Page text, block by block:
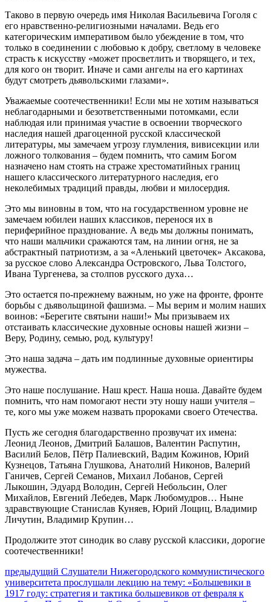
Таково в первую очередь имя Николая Васильевича Гоголя с
его нравственно-религиозными началами. Ведь его
категорическим императивом было убеждение в том, что
только в соединении с любовью к добру, светлому в человеке
страсть к искусству «может просветлить и творящего, и тех,
для кого он творит. Иначе и сами ангелы на его картинах
будут смотреть дьявольскими глазами».
Уважаемые соотечественники! Если мы не хотим называться
неблагодарными и безответственными потомками, если
наблюдая или принимая участие в освоении творческого
наследия нашей драгоценной русской классической
литературы, мы замечаем угрозу глумления, вивисекции или
ложного толкования – будем помнить, что самим Богом
назначено нам стоять на страже хрестоматийных границ
нашего классического литературного наследия, его
неколебимых традиций правды, любви и милосердия.
Это мы виновны в том, что на государственном уровне не
замечаем юбилеи наших классиков, перенося их в
периферийное празднование. А ведь мы должны понимать,
что наши мальчики сражаются там, на линии огня, не за
абстрактный патриотизм, а за «Аленький цветочек» Аксакова,
за русское слово Александра Островского, Льва Толстого,
Ивана Тургенева, за столпов русского духа…
Это остается по-прежнему важным, но уже на фронте, фронте
борьбы с дьявольщиной фашизма. – Мы верим и молим наших
воинов: «Берегите святыни наши!» Мы призываем их
отстаивать классические духовные основы нашей жизни –
Веру, Родину, семью, род, культуру!
Это наша задача – дать им подлинные духовные ориентиры
мужества.
Это наше послушание. Наш крест. Наша ноша. Давайте будем
помнить, что нам помогают нести эту ношу наши учителя –
те, кого мы уже можем назвать пророками своего Отечества.
Пусть же сегодня благодарственно прозвучат их имена:
Леонид Леонов, Дмитрий Балашов, Валентин Распутин,
Василий Белов, Пётр Палиевский, Вадим Кожинов, Юрий
Кузнецов, Татьяна Глушкова, Анатолий Никонов, Валерий
Ганичев, Сергей Семанов, Михаил Лобанов, Сергей
Лыкошин, Эдуард Володин, Сергей Небольсин, Олег
Михайлов, Евгений Лебедев, Марк Любомудров… Ныне
здравствующие Станислав Куняев, Юрий Лощиц, Владимир
Личутин, Владимир Крупин…
Продолжите этот синодик во славу русской классики, дорогие
соотечественники!
Навигация
по
предыдущий Предыдущий
пост:
Слушатели Нижегородского коммунистического
университета прослушали лекцию на тему: «Большевики в
1917 году: стратегия и тактика большевиков от февраля к